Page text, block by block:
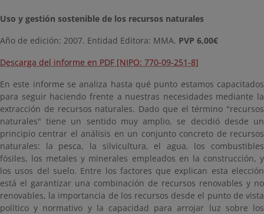
Uso y gestión sostenible de los recursos naturales
Año de edición: 2007. Entidad Editora: MMA. PVP 6,00€
Descarga del informe en PDF [NIPO: 770-09-251-8]
En este informe se analiza hasta qué punto estamos capacitados
para seguir haciendo frente a nuestras necesidades mediante la
extracción de recursos naturales. Dado que el término "recursos
naturales" tiene un sentido muy amplio, se decidió desde un
principio centrar el análisis en un conjunto concreto de recursos
naturales: la pesca, la silvicultura, el agua, los combustibles
fósiles, los metales y minerales empleados en la construcción, y
los usos del suelo. Entre los factores que explican esta elección
está el garantizar una combinación de recursos renovables y no
renovables, la importancia de los recursos desde el punto de vista
político y normativo y la capacidad para arrojar luz sobre los